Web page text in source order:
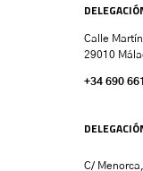
Calle
29010
+34 690
C/